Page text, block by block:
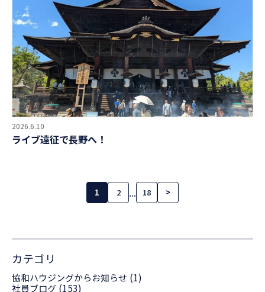
2026.6.10
ライブ遠征で長野へ！
1 2 ... 18 >
カテゴリ
協和ハウジングからお知らせ (1)
社員ブログ (153)